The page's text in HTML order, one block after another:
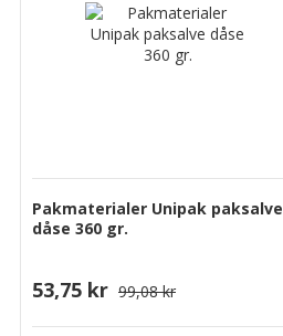
Pakmaterialer Unipak paksalve
dåse 360 gr.
53,75 kr 99,08 kr